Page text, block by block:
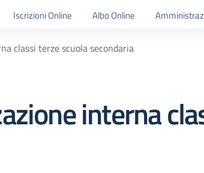
Iscrizioni Online Albo Online
classi terze scuola secondaria
interna